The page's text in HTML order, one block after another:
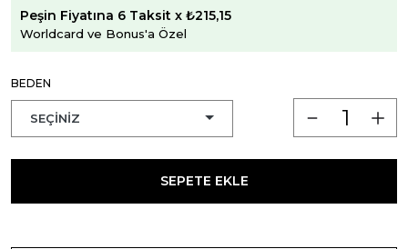
Peşin Fiyatına 6 Taksit x ₺215,15
Worldcard ve Bonus'a Özel
BEDEN
SEPETE EKLE